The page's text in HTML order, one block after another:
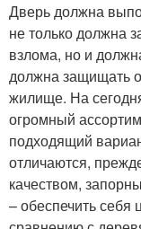
Дверь должна
не только должна
взлома, но и
должна защищать
жилище. На
огромный
подходящий
отличаются,
качеством,
– обеспечить